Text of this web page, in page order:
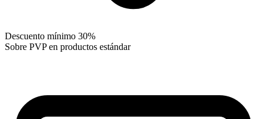
Descuento mínimo 30%
Sobre PVP en productos estándar